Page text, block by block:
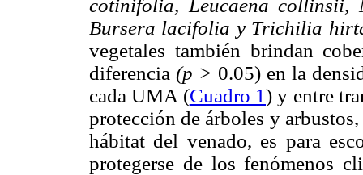
cotinifolia, Leucaena collinsii,
Bursera lacifolia y Trichilia
vegetales también brindan
diferencia (p > 0.05) en la
cada UMA (Cuadro 1) y entre
protección de árboles y
hábitat del venado, es para
protegerse de los fenómenos